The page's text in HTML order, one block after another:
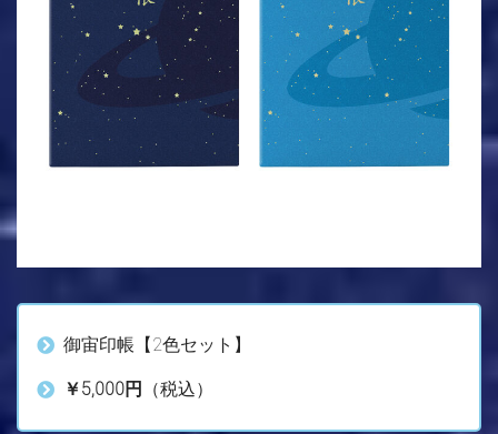
御宙印帳【2色セット】
￥5,000円 （税込）